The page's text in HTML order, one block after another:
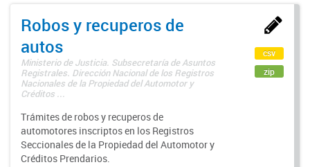
Robos y recuperos de
autos
Ministerio de Justicia. Subsecretaría de Asuntos
Registrales. Dirección Nacional de los Registros
Nacionales de la Propiedad del Automotor y
Créditos ...
Trámites de robos y recuperos de
automotores inscriptos en los Registros
Seccionales de la Propiedad del Automotor y
Créditos Prendarios.
csv
zip